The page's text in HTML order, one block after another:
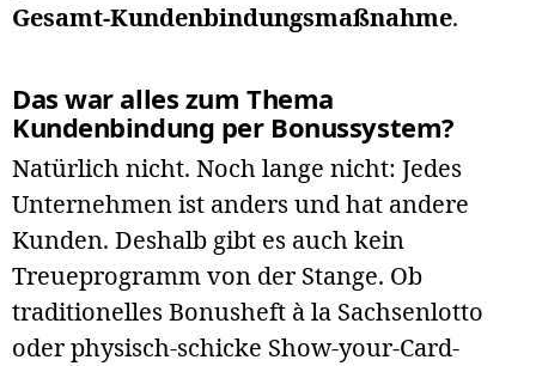
Gesamt-Kundenbindungsmaßnahme.
Das war alles zum Thema
Kundenbindung per Bonussystem?
Natürlich nicht. Noch lange nicht: Jedes
Unternehmen ist anders und hat andere
Kunden. Deshalb gibt es auch kein
Treueprogramm von der Stange. Ob
traditionelles Bonusheft à la Sachsenlotto
oder physisch-schicke Show-your-Card-